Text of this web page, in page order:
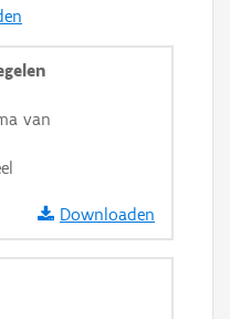
van
Downloaden